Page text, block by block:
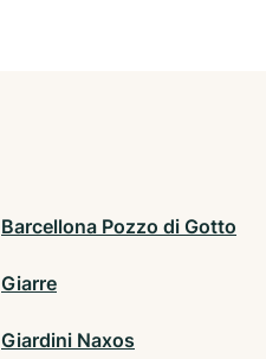
Barcellona Pozzo di Gotto
Giarre
Giardini Naxos